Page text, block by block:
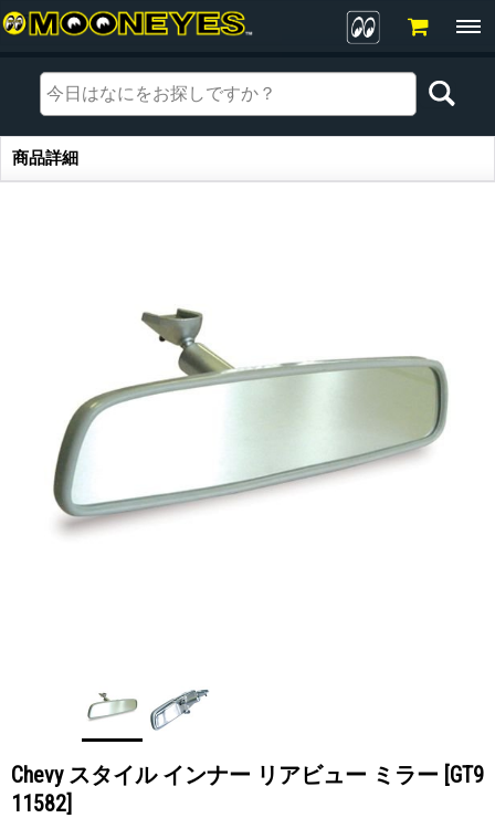
商品詳細
商品詳細
Chevy スタイル インナー リアビュー ミラー [GT9
11582]